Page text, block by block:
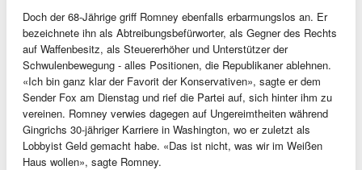
Doch der 68-Jährige griff Romney ebenfalls erbarmungslos an. Er
bezeichnete ihn als Abtreibungsbefürworter, als Gegner des Rechts
auf Waffenbesitz, als Steuererhöher und Unterstützer der
Schwulenbewegung - alles Positionen, die Republikaner ablehnen.
«Ich bin ganz klar der Favorit der Konservativen», sagte er dem
Sender Fox am Dienstag und rief die Partei auf, sich hinter ihm zu
vereinen. Romney verwies dagegen auf Ungereimtheiten während
Gingrichs 30-jähriger Karriere in Washington, wo er zuletzt als
Lobbyist Geld gemacht habe. «Das ist nicht, was wir im Weißen
Haus wollen», sagte Romney.